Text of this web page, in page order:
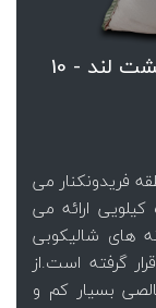
برنج طارم محلی فریدونکنار - برنج کشت لند - 10
فریدونکنار می
باشد و در بسته بندی های 10 کیلویی و 5 کیلویی ارائه می
های شالیکوبی
گرفته است.از
بسیار کم و